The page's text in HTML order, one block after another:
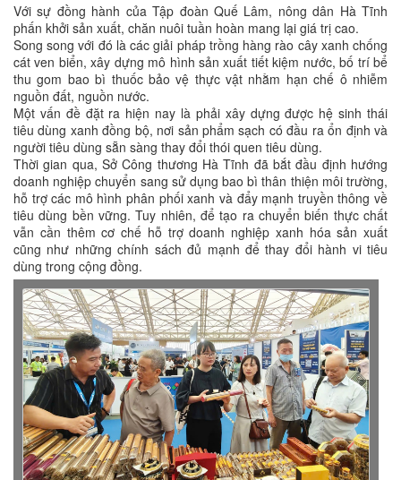
Với sự đồng hành của Tập đoàn Quế Lâm, nông dân Hà Tĩnh
phấn khởi sản xuất, chăn nuôi tuần hoàn mang lại giá trị cao.
Song song với đó là các giải pháp trồng hàng rào cây xanh chống
cát ven biển, xây dựng mô hình sản xuất tiết kiệm nước, bố trí bể
thu gom bao bì thuốc bảo vệ thực vật nhằm hạn chế ô nhiễm
nguồn đất, nguồn nước.
Một vấn đề đặt ra hiện nay là phải xây dựng được hệ sinh thái
tiêu dùng xanh đồng bộ, nơi sản phẩm sạch có đầu ra ổn định và
người tiêu dùng sẵn sàng thay đổi thói quen tiêu dùng.
Thời gian qua, Sở Công thương Hà Tĩnh đã bắt đầu định hướng
doanh nghiệp chuyển sang sử dụng bao bì thân thiện môi trường,
hỗ trợ các mô hình phân phối xanh và đẩy mạnh truyền thông về
tiêu dùng bền vững. Tuy nhiên, để tạo ra chuyển biến thực chất
vẫn cần thêm cơ chế hỗ trợ doanh nghiệp xanh hóa sản xuất
cũng như những chính sách đủ mạnh để thay đổi hành vi tiêu
dùng trong cộng đồng.